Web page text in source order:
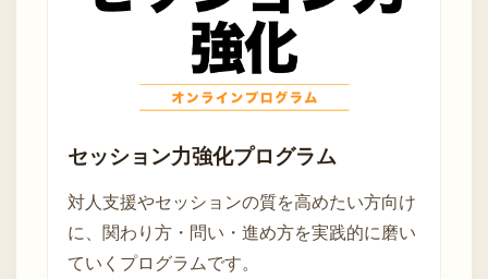
セッション力強化プログラム
対人支援やセッションの質を高めたい方向け
に、関わり方・問い・進め方を実践的に磨い
ていくプログラムです。